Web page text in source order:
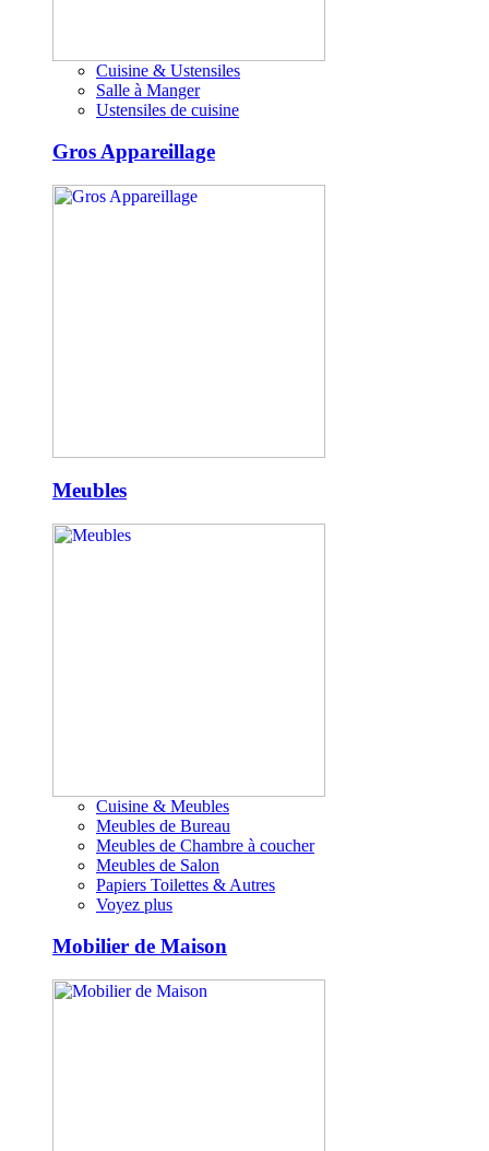
Cuisine & Ustensiles
Salle à Manger
Ustensiles de cuisine
Gros Appareillage
Meubles
Cuisine & Meubles
Meubles de Bureau
Meubles de Chambre à coucher
Meubles de Salon
Papiers Toilettes & Autres
Voyez plus
Mobilier de Maison